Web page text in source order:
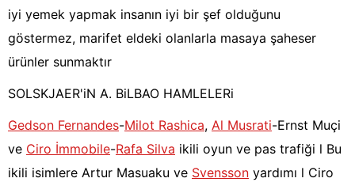
iyi yemek yapmak insanın iyi bir şef olduğunu
göstermez, marifet eldeki olanlarla masaya şaheser
ürünler sunmaktır
SOLSKJAER'iN A. BiLBAO HAMLELERi
Gedson Fernandes-Milot Rashica, Al Musrati-Ernst Muçi
ve Ciro İmmobile-Rafa Silva ikili oyun ve pas trafiği l Bu
ikili isimlere Artur Masuaku ve Svensson yardımı l Ciro